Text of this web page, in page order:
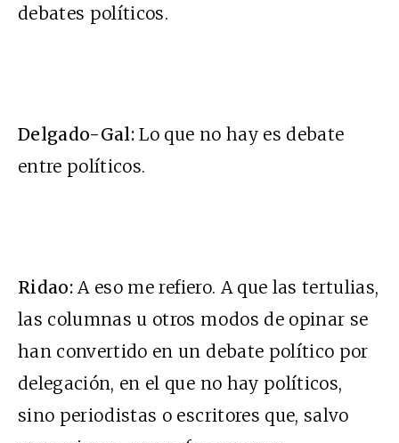
debates políticos.
Delgado-Gal: Lo que no hay es debate
entre políticos.
Ridao: A eso me refiero. A que las tertulias,
las columnas u otros modos de opinar se
han convertido en un debate político por
delegación, en el que no hay políticos,
sino periodistas o escritores que, salvo